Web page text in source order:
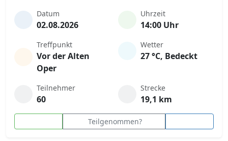
Datum
02.08.2026
Uhrzeit
14:00 Uhr
Treffpunkt
Vor der Alten
Oper
Wetter
27 °C, Bedeckt
Teilnehmer
60
Strecke
19,1 km
Teilgenommen?